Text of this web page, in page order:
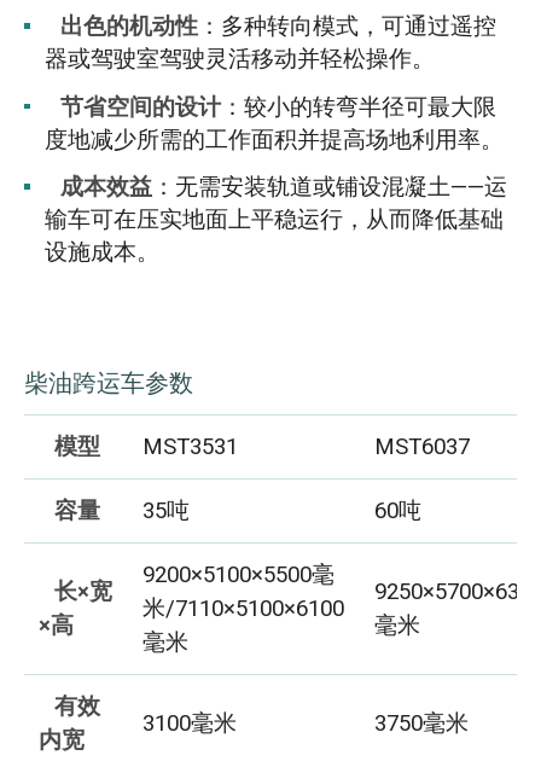
出色的机动性：多种转向模式，可通过遥控
器或驾驶室驾驶灵活移动并轻松操作。
节省空间的设计：较小的转弯半径可最大限
度地减少所需的工作面积并提高场地利用率。
成本效益：无需安装轨道或铺设混凝土——运
输车可在压实地面上平稳运行，从而降低基础
设施成本。
柴油跨运车参数
模型 MST3531
MST6037
容量
35吨 60吨
长×宽
×高
9200×5100×5500毫
米/7110×5100×6100
毫米
毫米
有效
内宽
3100毫米 3750毫米